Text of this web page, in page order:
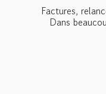
Factures,
Dans